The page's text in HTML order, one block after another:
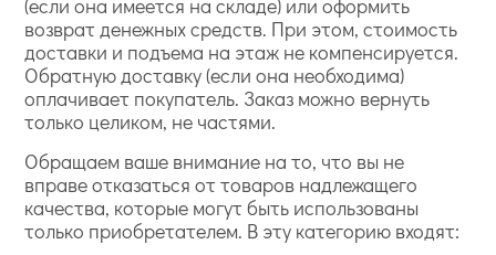
возврат денежных средств. При этом, стоимость
доставки и подъема на этаж не компенсируется.
Обратную доставку (если она необходима)
оплачивает покупатель. Заказ можно вернуть
только целиком, не частями.
Обращаем ваше внимание на то, что вы не
вправе отказаться от товаров надлежащего
качества, которые могут быть использованы
только приобретателем. В эту категорию входят: